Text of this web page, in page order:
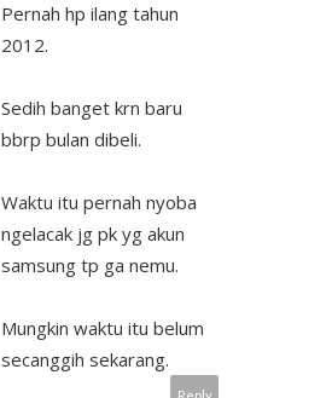
Pernah hp ilang tahun
2012.
Sedih banget krn baru
bbrp bulan dibeli.
Waktu itu pernah nyoba
ngelacak jg pk yg akun
samsung tp ga nemu.
Mungkin waktu itu belum
secanggih sekarang.